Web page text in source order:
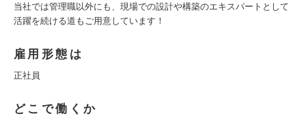
当社では管理職以外にも、現場での設計や構築のエキスパートとして
活躍を続ける道もご用意しています！
雇用形態は
正社員
どこで働くか